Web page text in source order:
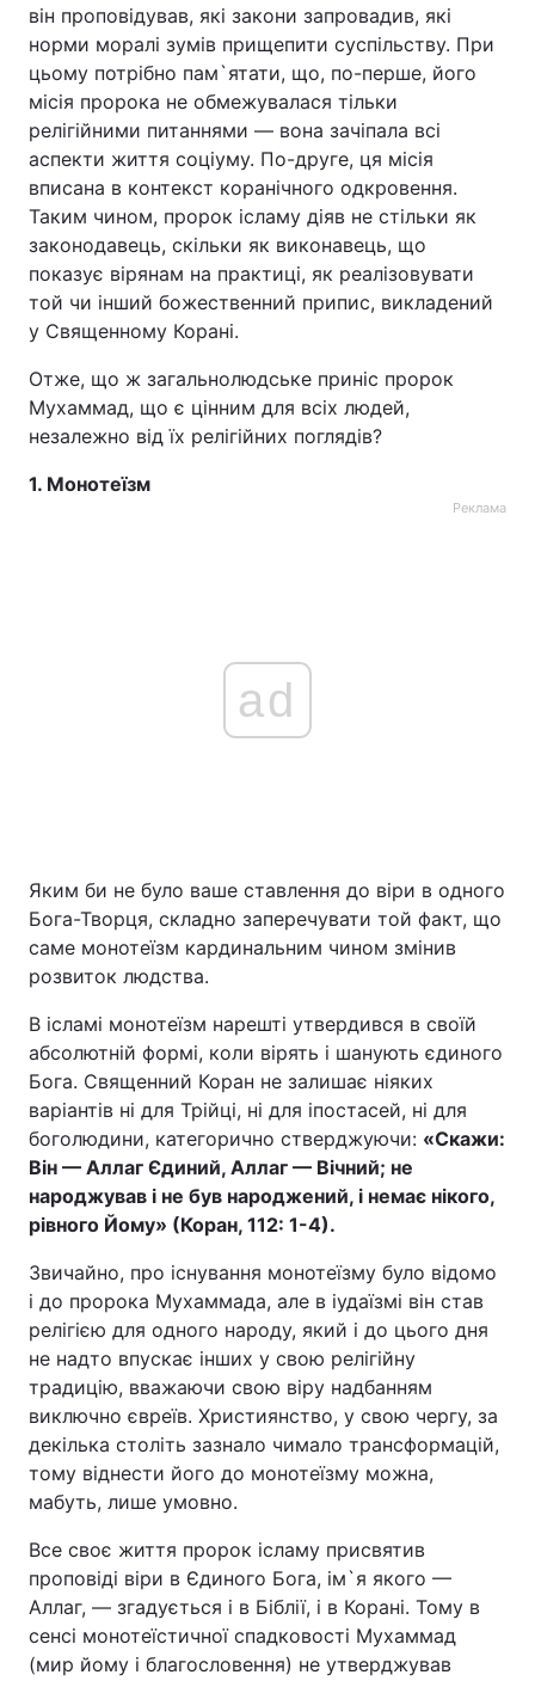
він проповідував, які закони запровадив, які
норми моралі зумів прищепити суспільству. При
цьому потрібно пам`ятати, що, по-перше, його
місія пророка не обмежувалася тільки
релігійними питаннями — вона зачіпала всі
аспекти життя соціуму. По-друге, ця місія
вписана в контекст коранічного одкровення.
Таким чином, пророк ісламу діяв не стільки як
законодавець, скільки як виконавець, що
показує вірянам на практиці, як реалізовувати
той чи інший божественний припис, викладений
у Священному Корані.
Отже, що ж загальнолюдське приніс пророк
Мухаммад, що є цінним для всіх людей,
незалежно від їх релігійних поглядів?
1. Монотеїзм
Реклама
ad
Яким би не було ваше ставлення до віри в одного
Бога-Творця, складно заперечувати той факт, що
саме монотеїзм кардинальним чином змінив
розвиток людства.
В ісламі монотеїзм нарешті утвердився в своїй
абсолютній формі, коли вірять і шанують єдиного
Бога. Священний Коран не залишає ніяких
варіантів ні для Трійці, ні для іпостасей, ні для
боголюдини, категорично стверджуючи: «Скажи:
Він — Аллаг Єдиний, Аллаг — Вічний; не
народжував і не був народжений, і немає нікого,
рівного Йому» (Коран, 112: 1-4).
Звичайно, про існування монотеїзму було відомо
і до пророка Мухаммада, але в іудаїзмі він став
релігією для одного народу, який і до цього дня
не надто впускає інших у свою релігійну
традицію, вважаючи свою віру надбанням
виключно євреїв. Християнство, у свою чергу, за
декілька століть зазнало чимало трансформацій,
тому віднести його до монотеїзму можна,
мабуть, лише умовно.
Все своє життя пророк ісламу присвятив
проповіді віри в Єдиного Бога, ім`я якого —
Аллаг, — згадується і в Біблії, і в Корані. Тому в
сенсі монотеїстичної спадковості Мухаммад
(мир йому і благословення) не утверджував